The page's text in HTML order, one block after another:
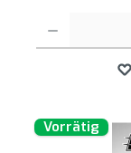
Vorrätig